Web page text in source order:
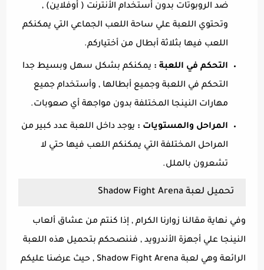
ضد الروبوتات بدون أستخدام الأنترنت ( أوفلاين) ,
وتحتوي اللعبة علي ساحة اللعب الجماعي التي يمكنكم
اللعب فيها بثلاثة أبطال من أختياركم.
التحكم في اللعبة : يمكنكم بشكل سهل وبسيط جدا
التحكم في اللعبة وجميع أبطالها , وأستخدام جميع
مهارات النينجا المختلفة بدون مواجهة أي صعوبات.
المراحل والمستويات : يوجد داخل اللعبة عدد كبير من
المراحل المختلفة التي يمكنكم اللعب فيها حتي لا
تشعرون بالملل.
تحميل لعبة Shadow Fight Arena
وفي نهاية مقالنا زوارنا الكرام , إذا كنتم من عشاق ألعاب
النينجا علي أجهزة الأندرويد , فننصحكم بتحميل هذه اللعبة
الرائعة وهي لعبة Shadow Fight Arena , حيث عرضنا عليكم